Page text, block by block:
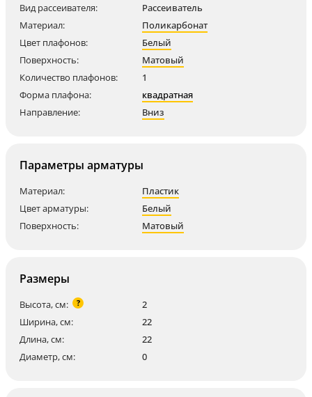
Вид рассеивателя:
Рассеиватель
Материал:
Поликарбонат
Цвет плафонов:
Белый
Поверхность:
Матовый
Количество плафонов:
1
Форма плафона:
квадратная
Направление:
Вниз
Параметры арматуры
Материал:
Пластик
Цвет арматуры:
Белый
Поверхность:
Матовый
Размеры
Высота, см: ?
2
Ширина, см:
22
Длина, см:
22
Диаметр, см:
0